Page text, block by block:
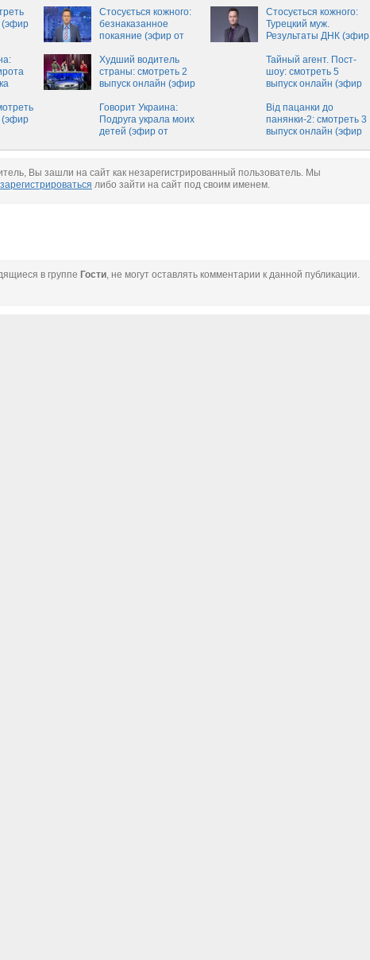
(эфир
Стосується кожного:
безнаказанное
покаяние (эфир от
Стосується кожного:
Турецкий муж.
Результаты ДНК (эфир
Худший водитель
страны: смотреть 2
выпуск онлайн (эфир
Тайный агент. Пост-
шоу: смотреть 5
выпуск онлайн (эфир
(эфир
Говорит Украина:
Подруга украла моих
детей (эфир от
Від пацанки до
панянки-2: смотреть 3
выпуск онлайн (эфир
Вы зашли на сайт как незарегистрированный пользователь. Мы
зарегистрироваться либо зайти на сайт под своим именем.
в группе Гости, не могут оставлять комментарии к данной публикации.